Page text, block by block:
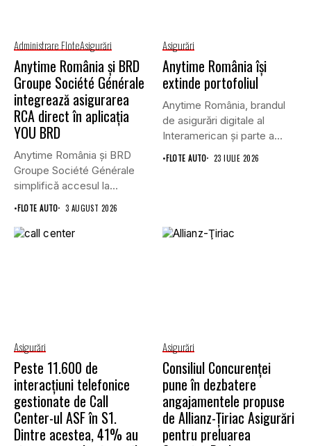
Administrare FloteAsigurări
Anytime România și BRD
Groupe Société Générale
integrează asigurarea
RCA direct în aplicația
YOU BRD
Anytime România și BRD
Groupe Société Générale
simplifică accesul la
asigurările auto...
•FLOTE AUTO 3 AUGUST 2026
Asigurări
Anytime România își
extinde portofoliul
Anytime România, brandul
de asigurări digitale al
Interamerican și parte a
Grupului...
•FLOTE AUTO 23 IULIE 2026
Asigurări
Peste 11.600 de
interacțiuni telefonice
gestionate de Call
Center-ul ASF în S1.
Dintre acestea, 41% au
Asigurări
Consiliul Concurenţei
pune în dezbatere
angajamentele propuse
de Allianz-Ţiriac Asigurări
pentru preluarea